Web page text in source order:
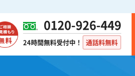
0120-926-449
24時間無料受付中！ 通話料無料